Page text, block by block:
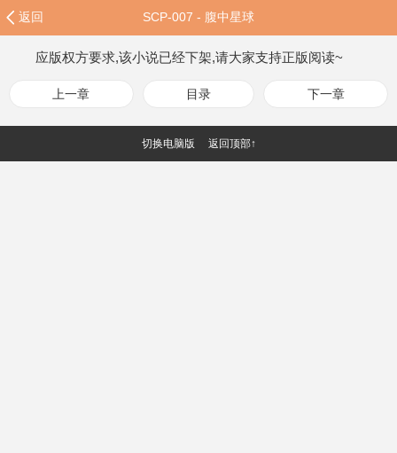
返回 SCP-007 - 腹中星球
应版权方要求,该小说已经下架,请大家支持正版阅读~
上一章 目录 下一章
切换电脑版 返回顶部↑